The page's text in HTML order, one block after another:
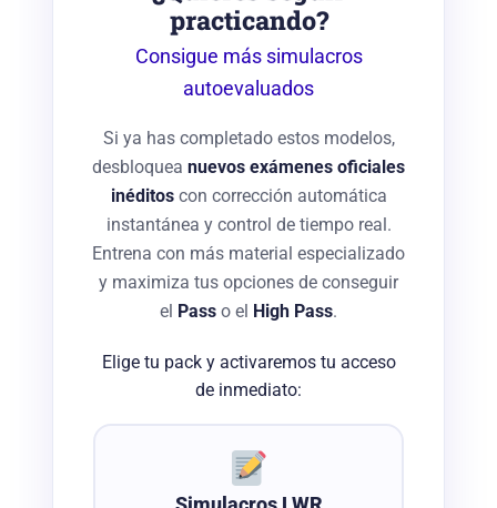
practicando?
Consigue más simulacros
autoevaluados
Si ya has completado estos modelos,
desbloquea nuevos exámenes oficiales
inéditoscon corrección automática
instantánea y control de tiempo real.
Entrena con más material especializado
y maximiza tus opciones de conseguir
el Pass o el High Pass.
Elige tu pack y activaremos tu acceso
de inmediato: